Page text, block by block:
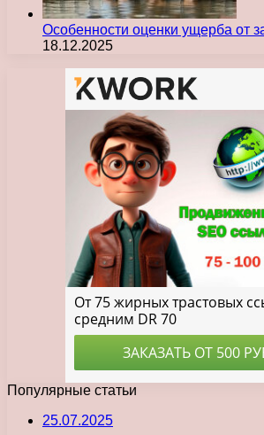
Особенности оценки ущерба от
18.12.2025
Популярные статьи
25.07.2025